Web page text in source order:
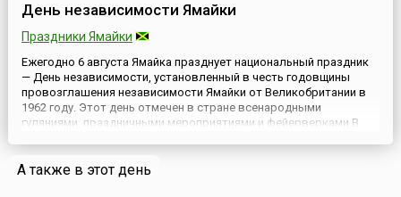
День независимости Ямайки
Праздники Ямайки
Ежегодно 6 августа Ямайка празднует национальный праздник
— День независимости, установленный в честь годовщины
провозглашения независимости Ямайки от Великобритании в
1962 году. Этот день отмечен в стране всенародными
гуляниями, праздничными мероприятиями и фейерверками.В
началась 5 мая 1498 года, когда Христофор Колумб во время
своего в...
А также в этот день